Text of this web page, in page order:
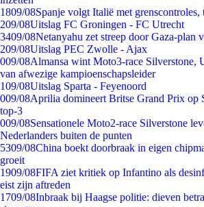
1809/08Spanje volgt Italië met
209/08Uitslag FC Groningen - FC Utrecht
3409/08Netanyahu zet streep door Gaza-plan
209/08Uitslag PEC Zwolle - Ajax
009/08Almansa wint Moto3-race Silverstone,
van afwezige kampioenschapsleider
109/08Uitslag Sparta - Feyenoord
009/08Aprilia domineert Britse Grand Prix op
top-3
009/08Sensationele Moto2-race Silverstone
Nederlanders buiten de punten
5309/08China boekt doorbraak in eigen
groeit
1909/08FIFA ziet kritiek op Infantino als
eist zijn aftreden
1709/08Inbraak bij Haagse politie: dieven